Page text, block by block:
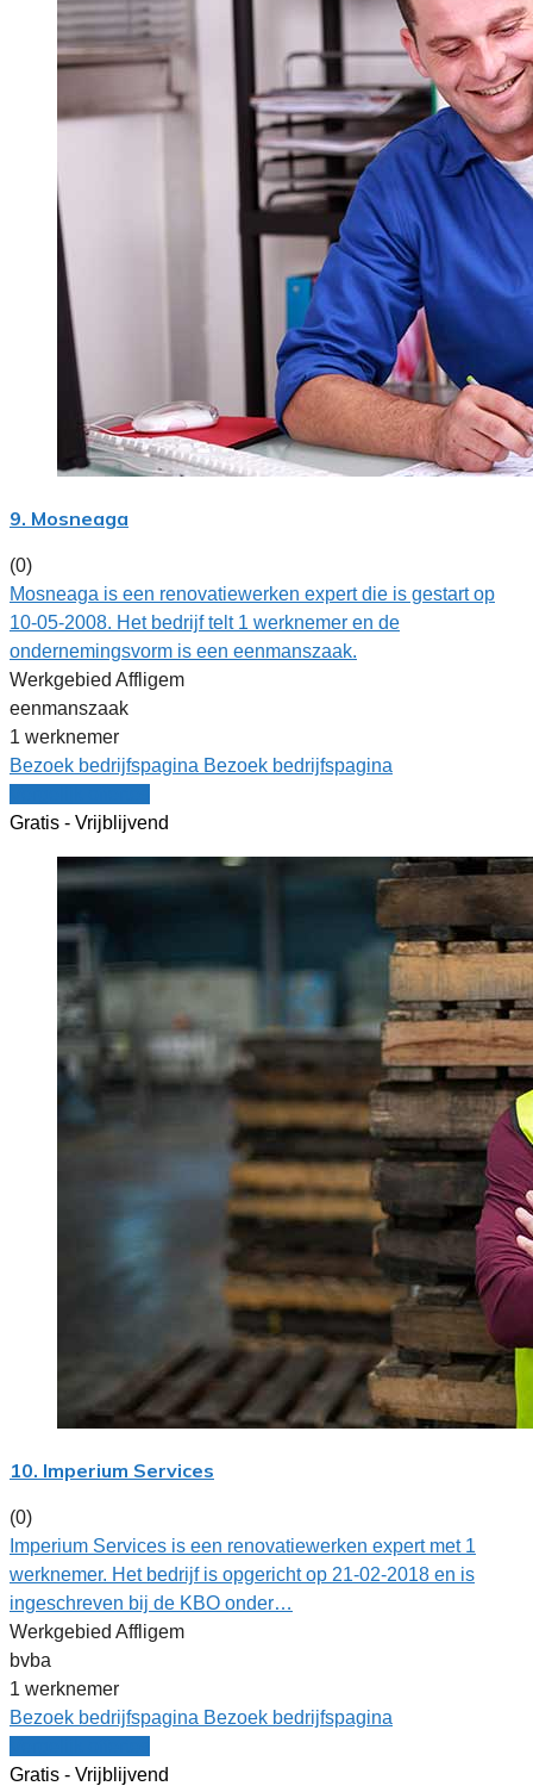
9. Mosneaga
(0)
Mosneaga is een renovatiewerken expert die is gestart op
10-05-2008. Het bedrijf telt 1 werknemer en de
ondernemingsvorm is een eenmanszaak.
Werkgebied Affligem
eenmanszaak
1 werknemer
Bezoek bedrijfspagina Bezoek bedrijfspagina
Gratis - Vrijblijvend
10. Imperium Services
(0)
Imperium Services is een renovatiewerken expert met 1
werknemer. Het bedrijf is opgericht op 21-02-2018 en is
ingeschreven bij de KBO onder…
Werkgebied Affligem
bvba
1 werknemer
Bezoek bedrijfspagina Bezoek bedrijfspagina
Gratis - Vrijblijvend